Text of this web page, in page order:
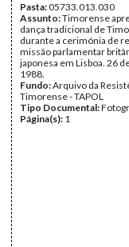
Pasta:05733.013.030
Assunto:Timorense
dança tradicional de
durante a cerimónia de
missão parlamentar
japonesa em Lisboa. 26
1988.
Fundo:Arquivo da
Timorense - TAPOL
Tipo Documental:
Página(s): 1